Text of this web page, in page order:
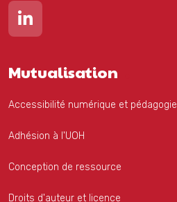
Lien vers notre page Linkedin
Mutualisation
Accessibilité numérique et pédagogie
Adhésion à l'UOH
Conception de ressource
Droits d'auteur et licence